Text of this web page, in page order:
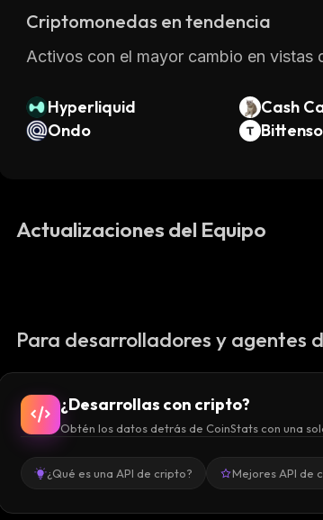
Criptomonedas en tendencia
Activos con el mayor cambio en vistas
Hyperliquid Cash
Ondo
Actualizaciones del Equipo
Para desarrolladores y agentes
¿Desarrollas con cripto?
Obtén los datos detrás de CoinStats con una
¿Qué es una API de cripto? Mejores API de